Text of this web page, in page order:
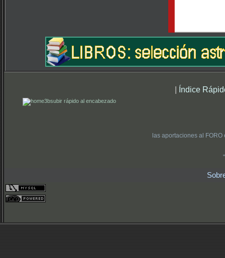
| Índice
subir rápido al encabezado
las aportaciones al